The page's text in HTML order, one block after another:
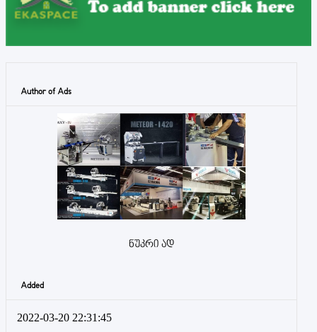
Author of Ads
ნუკრი ად
Added
2022-03-20 22:31:45